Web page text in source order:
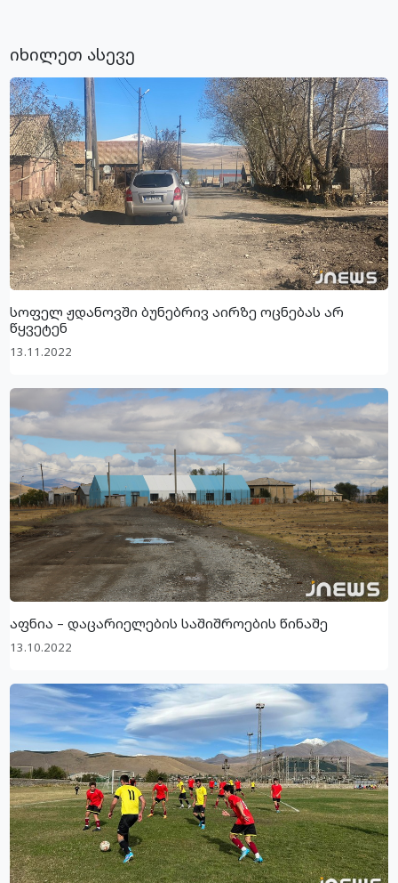
იხილეთ ასევე
სოფელ ჟდანოვში ბუნებრივ აირზე ოცნებას არ
წყვეტენ
13.11.2022
აფნია – დაცარიელების საშიშროების წინაშე
13.10.2022